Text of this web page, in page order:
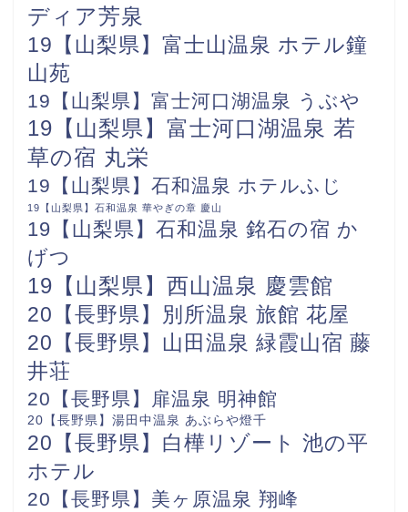
ディア芳泉
19【山梨県】富士山温泉 ホテル鐘
山苑
19【山梨県】富士河口湖温泉 うぶや
19【山梨県】富士河口湖温泉 若
草の宿 丸栄
19【山梨県】石和温泉 ホテルふじ
19【山梨県】石和温泉 華やぎの章 慶山
19【山梨県】石和温泉 銘石の宿 か
げつ
19【山梨県】西山温泉 慶雲館
20【長野県】別所温泉 旅館 花屋
20【長野県】山田温泉 緑霞山宿 藤
井荘
20【長野県】扉温泉 明神館
20【長野県】湯田中温泉 あぶらや燈千
20【長野県】白樺リゾート 池の平
ホテル
20【長野県】美ヶ原温泉 翔峰